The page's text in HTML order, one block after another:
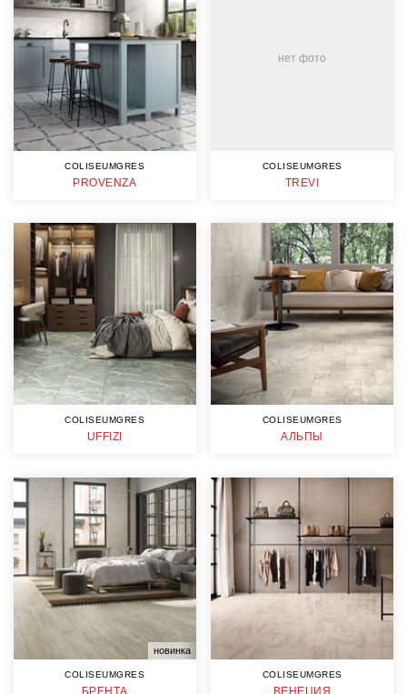
COLISEUMGRES
PROVENZA
нет фото
COLISEUMGRES
TREVI
COLISEUMGRES
UFFIZI
COLISEUMGRES
АЛЬПЫ
новинка
COLISEUMGRES
БРЕНТА
COLISEUMGRES
ВЕНЕЦИЯ